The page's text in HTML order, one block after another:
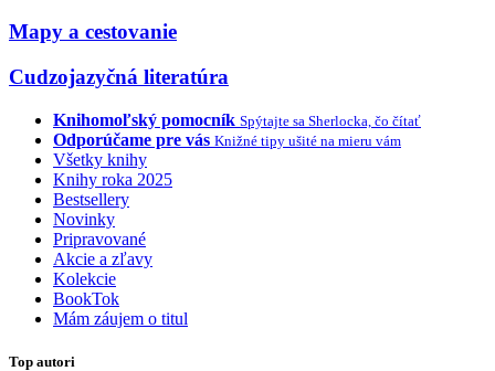
Mapy a cestovanie
Cudzojazyčná literatúra
Knihomoľský pomocník Spýtajte sa Sherlocka, čo čítať
Odporúčame pre vás Knižné tipy ušité na mieru vám
Všetky knihy
Knihy roka 2025
Bestsellery
Novinky
Pripravované
Akcie a zľavy
Kolekcie
BookTok
Mám záujem o titul
Top autori